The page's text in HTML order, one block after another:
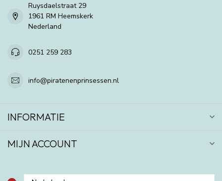
Ruysdaelstraat 29
1961 RM Heemskerk
Nederland
0251 259 283
info@piratenenprinsessen.nl
INFORMATIE
MIJN ACCOUNT